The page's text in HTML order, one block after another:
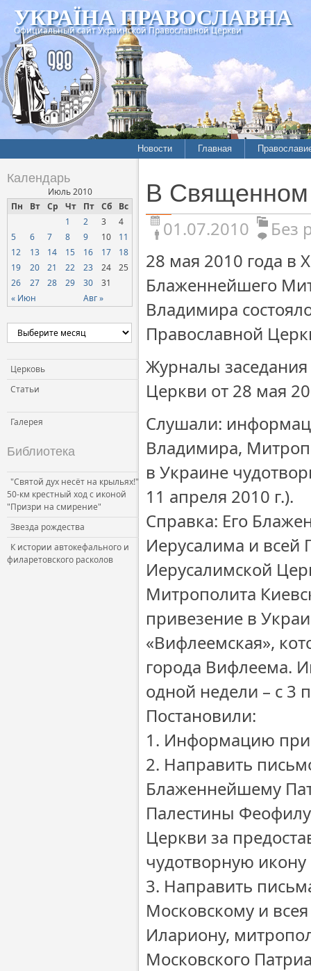
УКРАЇНА ПРАВОСЛАВНА
Официальный сайт Украинской Православной Церкви
Новости Главная
Календарь
Июль 2010
Пн
Вт Ср Чт Пт Сб Вс
« Июн Авг »
1 2 3
4
5
6 7 8 9 10
11
12
13 14 15 16 17
18
19
20 21 22 23 24
25
26
27 28 29 30 31
Церковь
Статьи
Галерея
Библиотека
"Святой дух несёт на крыльях!"
50-км крестный ход с иконой
"Призри на смирение"
Звезда рождества
К истории автокефального и
филаретовского расколов
В
01.07.2010
Без
28 мая 2010 года в
Блаженнейшего
Владимира
Православной
Журналы
Церкви от 28 мая
Слушали:
Владимира,
в Украине
11 апреля 2010 г.).
Справка: Его
Иерусалима и всей
Иерусалимской
Митрополита
привезение в
«Вифлеемская»,
города Вифлеема.
одной недели – с 3
Постановили:
1. Информацию
2. Направить
Блаженнейшему
Палестины
Церкви за
чудотворную
3. Направить
Московскому и
Илариону,
Московского